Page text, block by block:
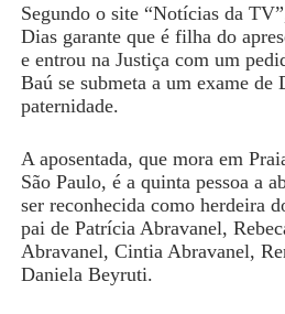
Segundo o site “Notícias da
Dias garante que é filha do
e entrou na Justiça com um
Baú se submeta a um exame de
paternidade.
A aposentada, que mora em
São Paulo, é a quinta pessoa a
ser reconhecida como herdeira
pai de Patrícia Abravanel,
Abravanel, Cintia Abravanel,
Daniela Beyruti.